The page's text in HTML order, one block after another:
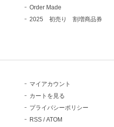
Order Made
2025 初売り 割増商品券
マイアカウント
カートを見る
プライバシーポリシー
RSS /ATOM